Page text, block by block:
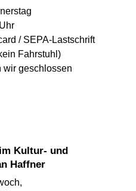
/ SEPA-Lastschrift
Fahrstuhl)
wir geschlossen
Haffner